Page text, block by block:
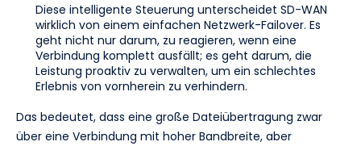
Diese intelligente Steuerung unterscheidet SD-WAN
wirklich von einem einfachen Netzwerk-Failover. Es
geht nicht nur darum, zu reagieren, wenn eine
Verbindung komplett ausfällt; es geht darum, die
Leistung proaktiv zu verwalten, um ein schlechtes
Erlebnis von vornherein zu verhindern.
Das bedeutet, dass eine große Dateiübertragung zwar
über eine Verbindung mit hoher Bandbreite, aber